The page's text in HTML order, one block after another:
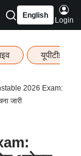
English
Login
यूपीटीईटी
2026 Exam:
जारी